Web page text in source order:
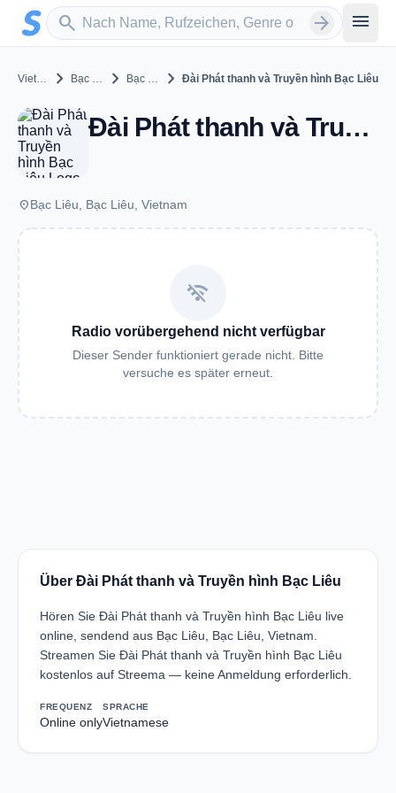
Zum Hauptinhalt springen
search
Sender suchen arrow_forward menu
Vietnam chevron_right Bạc Liêu chevron_right Bạc Liêu chevron_rightĐài Phát thanh và Truyền hình Bạc Liêu
Đài Phát thanh và Truyền hình Bạc Liêu - Bạc Liêu
placeBạc Liêu, Bạc Liêu, Vietnam
wifi_off
Radio vorübergehend nicht verfügbar
Dieser Sender funktioniert gerade nicht. Bitte
versuche es später erneut.
Über Đài Phát thanh và Truyền hình Bạc Liêu
Hören Sie Đài Phát thanh và Truyền hình Bạc Liêu live
online, sendend aus Bạc Liêu, Bạc Liêu, Vietnam.
Streamen Sie Đài Phát thanh và Truyền hình Bạc Liêu
kostenlos auf Streema — keine Anmeldung erforderlich.
FREQUENZ
Online only
SPRACHE
Vietnamese